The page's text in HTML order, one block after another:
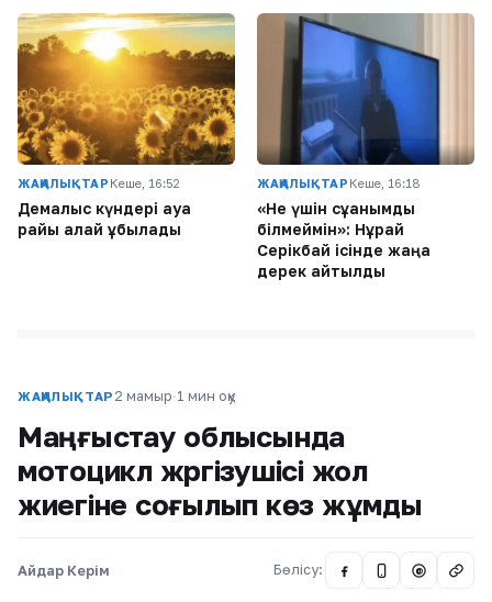
ЖАҢАЛЫҚТАР Кеше, 16:52
Демалыс күндері ауа
райы қалай құбылады
ЖАҢАЛЫҚТАР Кеше, 16:18
«Не үшін сұққанымды
білмеймін»: Нұрай
Серікбай ісінде жаңа
дерек айтылды
ЖАҢАЛЫҚТАР 2 мамыр·1 мин оқу
Маңғыстау облысында
мотоцикл жүргізушісі жол
жиегіне соғылып көз жұмды
Айдар Керім Бөлісу: @